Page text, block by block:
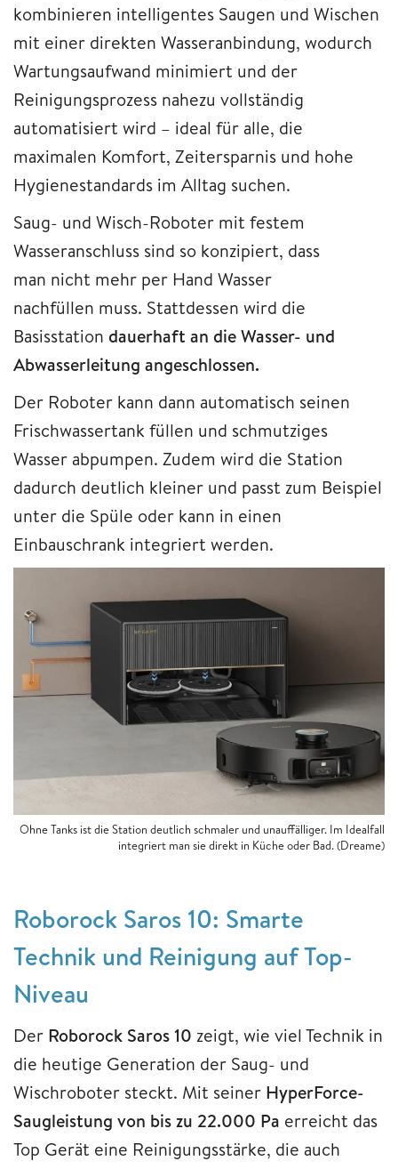
kombinieren intelligentes Saugen und Wischen
mit einer direkten Wasseranbindung, wodurch
Wartungsaufwand minimiert und der
Reinigungsprozess nahezu vollständig
automatisiert wird – ideal für alle, die
maximalen Komfort, Zeitersparnis und hohe
Hygienestandards im Alltag suchen.
Saug- und Wisch-Roboter mit festem
Wasseranschluss sind so konzipiert, dass
man nicht mehr per Hand Wasser
nachfüllen muss. Stattdessen wird die
Basisstation dauerhaft an die Wasser- und
Abwasserleitung angeschlossen.
Der Roboter kann dann automatisch seinen
Frischwassertank füllen und schmutziges
Wasser abpumpen. Zudem wird die Station
dadurch deutlich kleiner und passt zum Beispiel
unter die Spüle oder kann in einen
Einbauschrank integriert werden.
Ohne Tanks ist die Station deutlich schmaler und unauffälliger. Im Idealfall
integriert man sie direkt in Küche oder Bad. (Dreame)
Roborock Saros 10: Smarte
Technik und Reinigung auf Top-
Niveau
Der Roborock Saros 10 zeigt, wie viel Technik in
die heutige Generation der Saug- und
Wischroboter steckt. Mit seiner HyperForce-
Saugleistung von bis zu 22.000 Pa erreicht das
Top Gerät eine Reinigungsstärke, die auch